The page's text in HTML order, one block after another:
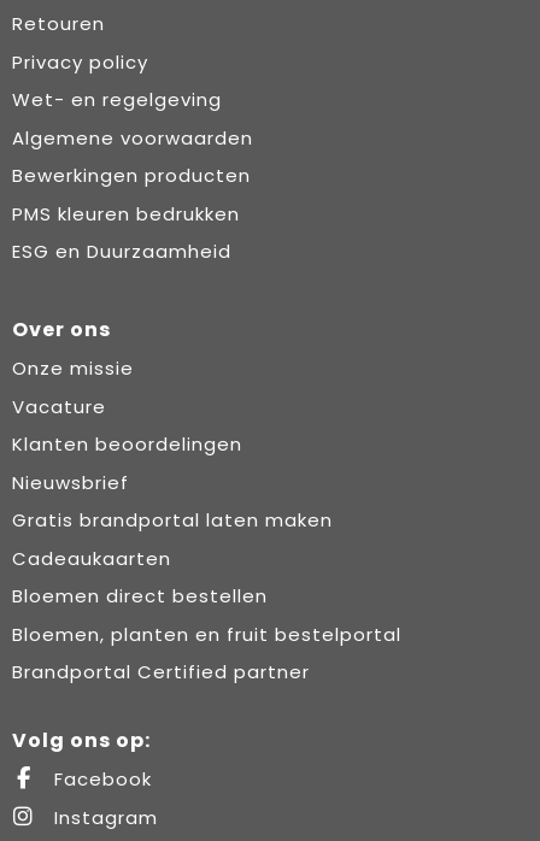
Retouren
Privacy policy
Wet- en regelgeving
Algemene voorwaarden
Bewerkingen producten
PMS kleuren bedrukken
ESG en Duurzaamheid
Over ons
Onze missie
Vacature
Klanten beoordelingen
Nieuwsbrief
Gratis brandportal laten maken
Cadeaukaarten
Bloemen direct bestellen
Bloemen, planten en fruit bestelportal
Brandportal Certified partner
Volg ons op:
Facebook
Instagram